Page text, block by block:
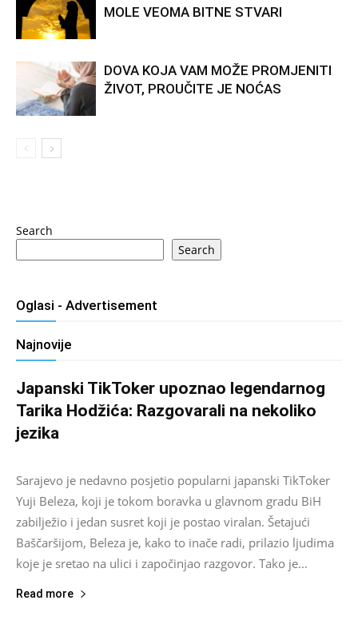
MOLE VEOMA BITNE STVARI
DOVA KOJA VAM MOŽE PROMJENITI
ŽIVOT, PROUČITE JE NOĆAS
Search
Search
Oglasi - Advertisement
Najnovije
Japanski TikToker upoznao legendarnog
Tarika Hodžića: Razgovarali na nekoliko
jezika
Salim D. -
Sarajevo je nedavno posjetio popularni japanski TikToker
Yuji Beleza, koji je tokom boravka u glavnom gradu BiH
zabilježio i jedan susret koji je postao viralan. Šetajući
Baščaršijom, Beleza je, kako to inače radi, prilazio ljudima
koje je sretao na ulici i započinjao razgovor. Tako je...
Read more